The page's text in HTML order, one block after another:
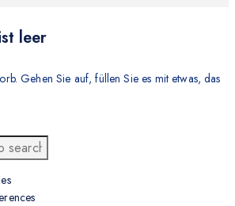
leer
Gehen Sie auf, füllen Sie es mit etwas, das